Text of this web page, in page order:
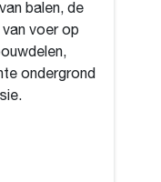
balen, de
voer op
ondergrond